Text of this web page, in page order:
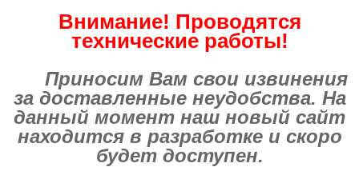
Внимание! Проводятся
технические работы!
Приносим Вам свои извинения
за доставленные неудобства. На
данный момент наш новый сайт
находится в разработке и скоро
будет доступен.